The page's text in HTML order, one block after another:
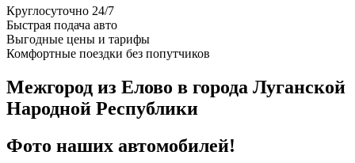
Круглосуточно 24/7
Быстрая подача авто
Выгодные цены и тарифы
Комфортные поездки без попутчиков
Межгород из Елово в города Луганской
Народной Республики
Фото наших автомобилей!